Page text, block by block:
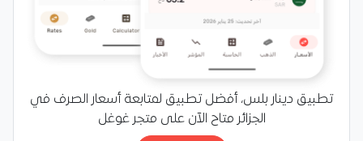
تطبيق دينار بلس، أفضل تطبيق لمتابعة أسعار الصرف في
الجزائر متاح الآن على متجر غوغل